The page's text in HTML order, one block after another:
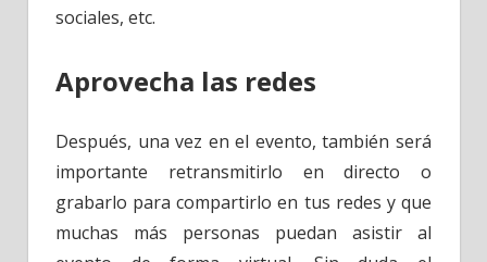
sociales, etc.
Aprovecha las redes
Después, una vez en el evento, también será
importante retransmitirlo en directo o
grabarlo para compartirlo en tus redes y que
muchas más personas puedan asistir al